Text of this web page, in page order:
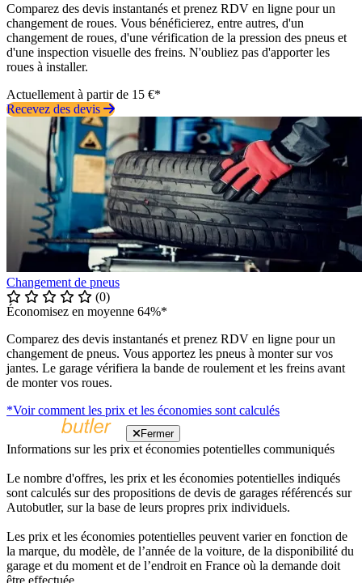
Comparez des devis instantanés et prenez RDV en ligne pour un
changement de roues. Vous bénéficierez, entre autres, d'un
changement de roues, d'une vérification de la pression des pneus et
d'une inspection visuelle des freins. N'oubliez pas d'apporter les
roues à installer.
Actuellement à partir de 15 €*
Recevez des devis
Changement de pneus
(0)
Économisez en moyenne 64%*
Comparez des devis instantanés et prenez RDV en ligne pour un
changement de pneus. Vous apportez les pneus à monter sur vos
jantes. Le garage vérifiera la bande de roulement et les freins avant
de monter vos roues.
*Voir comment les prix et les économies sont calculés
Fermer
Informations sur les prix et économies potentielles communiqués
Le nombre d'offres, les prix et les économies potentielles indiqués
sont calculés sur des propositions de devis de garages référencés sur
Autobutler, sur la base de leurs propres prix individuels.
Les prix et les économies potentielles peuvent varier en fonction de
la marque, du modèle, de l’année de la voiture, de la disponibilité du
garage et du moment et de l’endroit en France où la demande doit
être effectuée.